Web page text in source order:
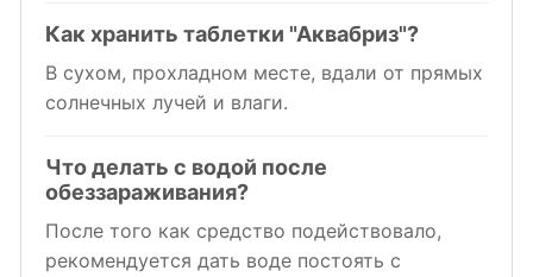
Как хранить таблетки "Аквабриз"?
В сухом, прохладном месте, вдали от прямых
солнечных лучей и влаги.
Что делать с водой после
обеззараживания?
После того как средство подействовало,
рекомендуется дать воде постоять с